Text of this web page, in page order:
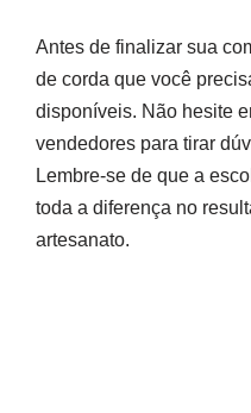
Antes de finalizar sua
de corda que você
disponíveis. Não hesite
vendedores para tirar
Lembre-se de que a
toda a diferença no
artesanato.